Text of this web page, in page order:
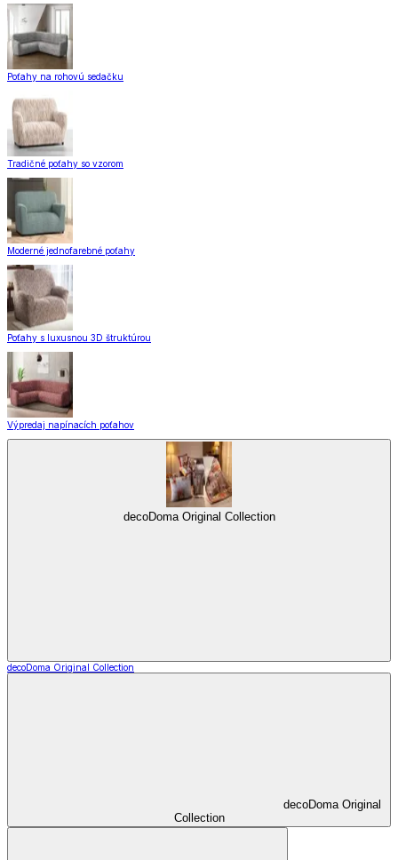
Poťahy na rohovú sedačku
Tradičné poťahy so vzorom
Moderné jednofarebné poťahy
Poťahy s luxusnou 3D štruktúrou
Výpredaj napínacích poťahov
decoDoma Original Collection
decoDoma Original Collection
decoDoma Original
Collection